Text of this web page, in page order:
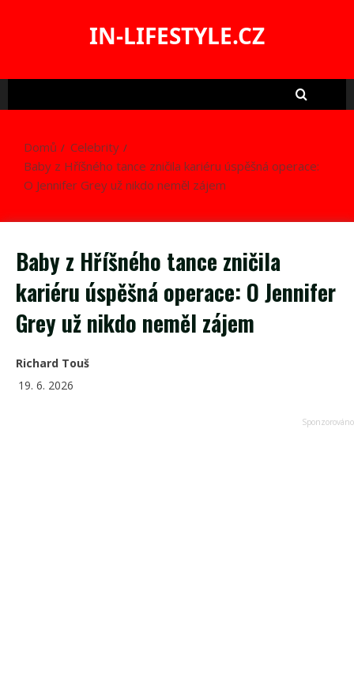
IN-LIFESTYLE.CZ
Domů
Celebrity
Baby z Hříšného tance zničila kariéru úspěšná operace:
O Jennifer Grey už nikdo neměl zájem
Baby z Hříšného tance zničila
kariéru úspěšná operace: O Jennifer
Grey už nikdo neměl zájem
Richard Touš
19. 6. 2026